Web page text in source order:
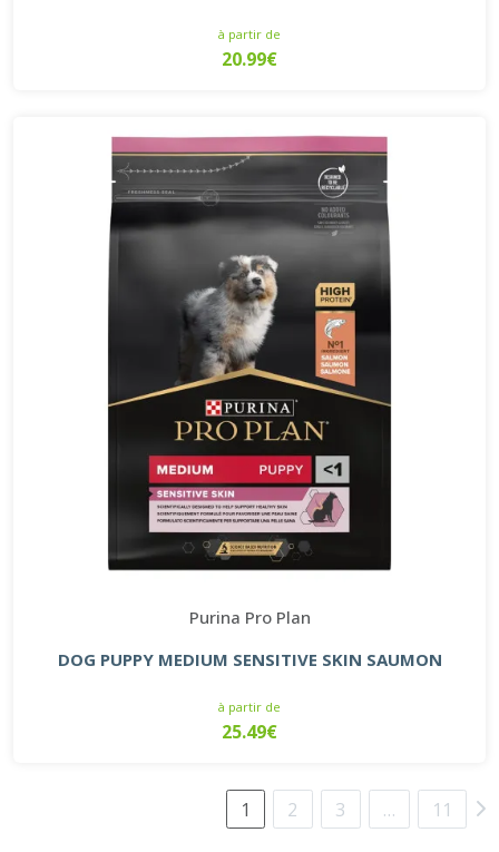
à partir de
20.99€
Purina Pro Plan
DOG PUPPY MEDIUM SENSITIVE SKIN SAUMON
à partir de
25.49€
1 2 3 … 11